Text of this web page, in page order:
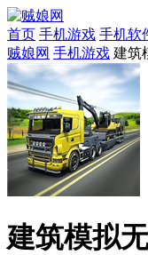
首页 手机游戏 手机软
贼娘网 手机游戏 建筑
建筑模拟